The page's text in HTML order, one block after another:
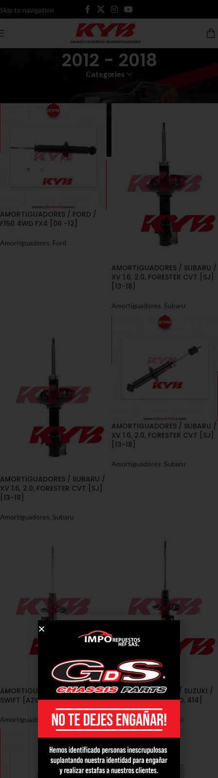
Skip to navigation
Skip to main content
2012 - 2018
Categories
AMORTIGUADORES / FORD /
F150 4WD FX4 [06 -12]
Amortiguadores Ford
AMORTIGUADORES / SUBARU /
XV 1.6, 2.0, FORESTER CVT [SJ]
[13-18]
Amortiguadores Subaru
AMORTIGUADORES / SUBARU /
XV 1.6, 2.0, FORESTER CVT [SJ]
[13-18]
Amortiguadores Subaru
AMORTIGUADORES / SUBARU /
XV 1.6, 2.0, FORESTER CVT [SJ]
[13-18]
Amortiguadores Subaru
AMORTIGUADORES / SUZUKI /
SWIFT [AZG412, 413D, 414]
Amortiguadores Suzuki
AMORTIGUADORES / SUZUKI /
SWIFT [AZG412, 413D, 414]
Amortiguadores,Suzuki